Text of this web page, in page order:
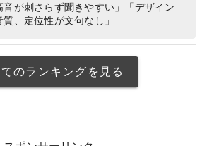
が刺さらず聞きやすい」「デザイン
、定位性が文句なし」
のランキングを見る